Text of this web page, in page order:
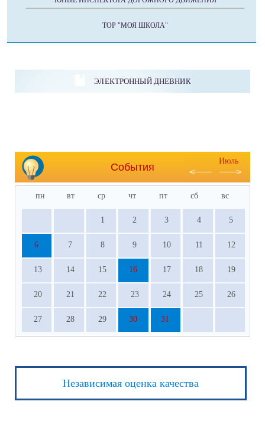
ТОР "МОЯ ШКОЛА"
ЭЛЕКТРОННЫЙ ДНЕВНИК
События
Июль
пн вт ср чт пт сб вс
1 2 3 4 5
6 7 8 9 10 11 12
13 14 15 16 17 18 19
20 21 22 23 24 25 26
27 28 29 30 31
Независимая оценка качества